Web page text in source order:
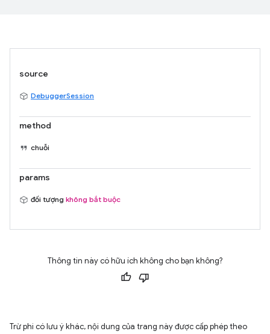
source
DebuggerSession
method
chuỗi
params
đối tượng không bắt buộc
Thông tin này có hữu ích không cho bạn không?
Trừ phi có lưu ý khác, nội dung của trang này được cấp phép theo